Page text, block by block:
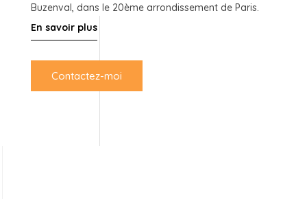
Buzenval, dans le 20ème arrondissement de Paris.
En savoir plus
Contactez-moi